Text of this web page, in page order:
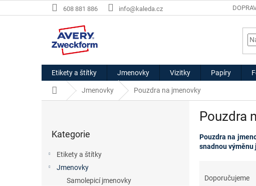
na
608 881 886 info@kaleda.cz
Etikety a štítky Jmenovky Vizitky Papíry
Domů Jmenovky Pouzdra na jmenovky
kategorie
Kategorie
Etikety a štítky
Jmenovky
Samolepicí jmenovky
Pouzdra
Pouzdra na
snadnou
Doporučujeme